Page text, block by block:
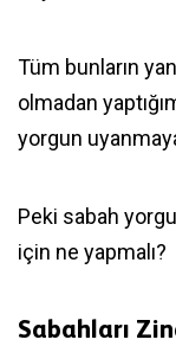
Tüm bunların
olmadan
yorgun
Peki sabah
için ne yapmalı?
Sabahları